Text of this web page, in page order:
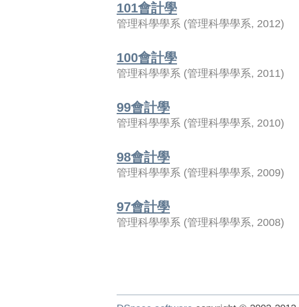
101會計學
管理科學學系 (管理科學學系, 2012)
100會計學
管理科學學系 (管理科學學系, 2011)
99會計學
管理科學學系 (管理科學學系, 2010)
98會計學
管理科學學系 (管理科學學系, 2009)
97會計學
管理科學學系 (管理科學學系, 2008)